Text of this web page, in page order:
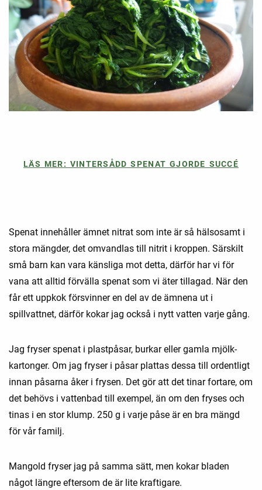
LÄS MER: VINTERSÅDD SPENAT GJORDE SUCCÉ
Spenat innehåller ämnet nitrat som inte är så hälsosamt i
stora mängder, det omvandlas till nitrit i kroppen. Särskilt
små barn kan vara känsliga mot detta, därför har vi för
vana att alltid förvälla spenat som vi äter tillagad. När den
får ett uppkok försvinner en del av de ämnena ut i
spillvattnet, därför kokar jag också i nytt vatten varje gång.
Jag fryser spenat i plastpåsar, burkar eller gamla mjölk-
kartonger. Om jag fryser i påsar plattas dessa till ordentligt
innan påsarna åker i frysen. Det gör att det tinar fortare, om
det behövs i vattenbad till exempel, än om den fryses och
tinas i en stor klump. 250 g i varje påse är en bra mängd
för vår familj.
Mangold fryser jag på samma sätt, men kokar bladen
något längre eftersom de är lite kraftigare.